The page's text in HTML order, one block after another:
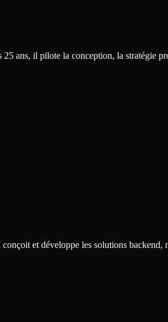
ans, il pilote la conception, la stratégie
et développe les solutions backend,